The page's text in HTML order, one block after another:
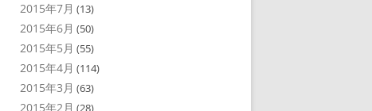
2015年7月 (13)
2015年6月 (50)
2015年5月 (55)
2015年4月 (114)
2015年3月 (63)
2015年2月 (28)